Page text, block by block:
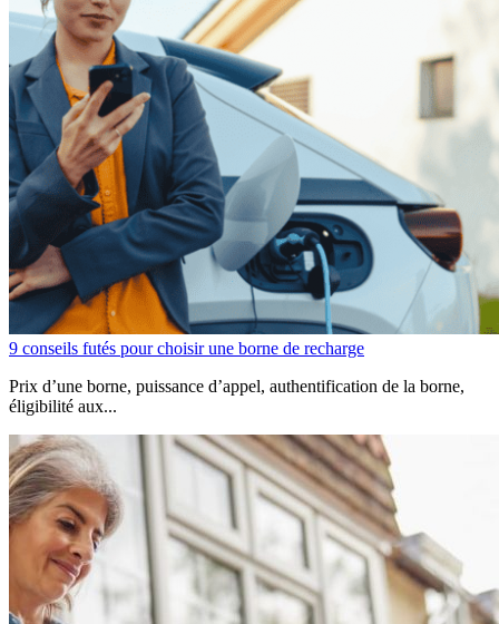
9 conseils futés pour choisir une borne de recharge
Prix d’une borne, puissance d’appel, authentification de la borne,
éligibilité aux...